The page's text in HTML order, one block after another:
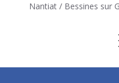
Nantiat / Bessines sur